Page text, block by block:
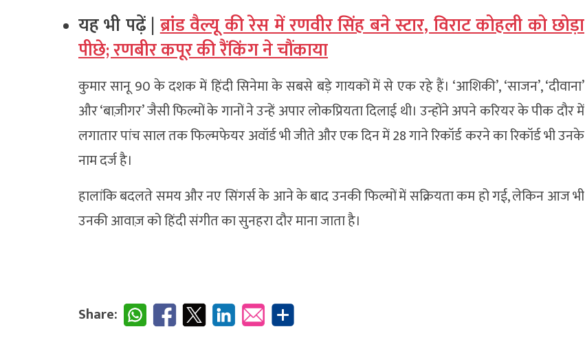
यह भी पढ़ें |ब्रांड वैल्यू की रेस में रणवीर सिंह बने स्टार, विराट कोहली को छोड़ा
पीछे; रणबीर कपूर की रैंकिंग ने चौंकाया
कुमार सानू 90 के दशक में हिंदी सिनेमा के सबसे बड़े गायकों में से एक रहे हैं। ‘आशिकी’, ‘साजन’, ‘दीवाना’
और ‘बाज़ीगर’ जैसी फिल्मों के गानों ने उन्हें अपार लोकप्रियता दिलाई थी। उन्होंने अपने करियर के पीक दौर में
लगातार पांच साल तक फिल्मफेयर अवॉर्ड भी जीते और एक दिन में 28 गाने रिकॉर्ड करने का रिकॉर्ड भी उनके
नाम दर्ज है।
हालांकि बदलते समय और नए सिंगर्स के आने के बाद उनकी फिल्मों में सक्रियता कम हो गई, लेकिन आज भी
उनकी आवाज़ को हिंदी संगीत का सुनहरा दौर माना जाता है।
Share: